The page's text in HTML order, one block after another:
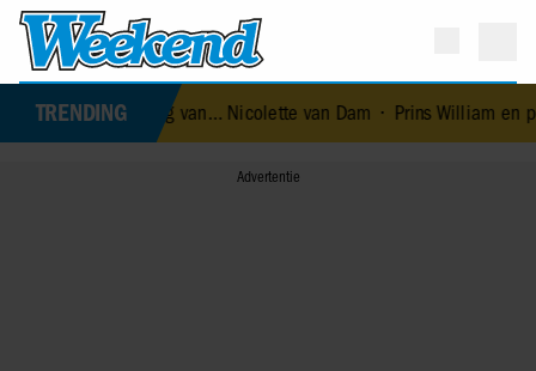
TRENDINGvan… Nicolette van Dam• Prins William en prinses